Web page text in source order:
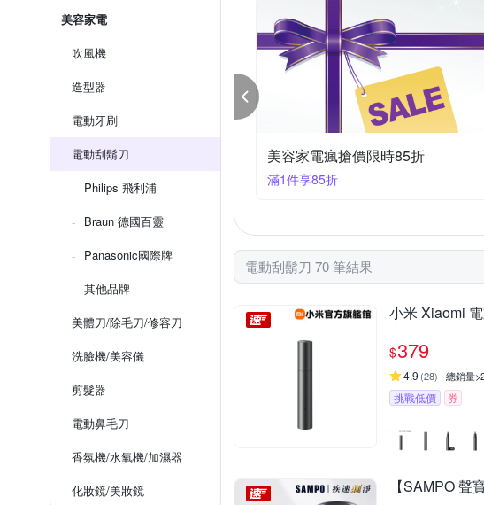
美容家電
吹風機
造型器
電動牙刷
電動刮鬍刀
Philips 飛利浦
Braun 德國百靈
Panasonic國際牌
其他品牌
美體刀/除毛刀/修容刀
洗臉機/美容儀
剪髮器
電動鼻毛刀
香氛機/水氧機/加濕器
化妝鏡/美妝鏡
電｜指定品95折+快速到貨 美容家電｜指定品94折
滿1件享94折
電動刮鬍刀 70 筆結果
小米 Xiaomi
$379
4.9 (28) 總銷量
挑戰低價 券
【SAMPO